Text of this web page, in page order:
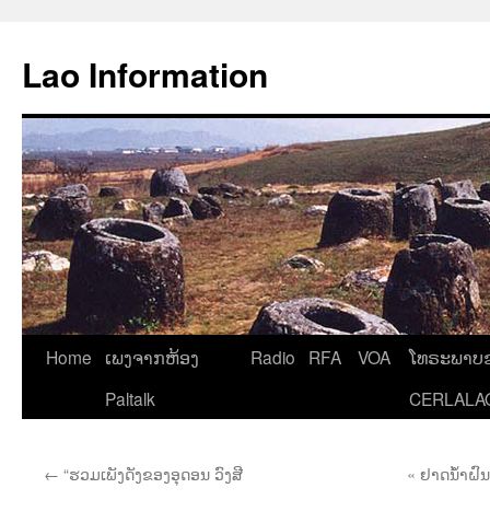
contenu
Lao Information
Home
ເພງຈາກຫ້ອງ
Paltalk
Radio RFA VOA
ໂທຣະພາບ
← “ຮວມເພັງດັງຂອງອຸດອນ ວົງສີ « ຢາດນໍ້າຝົ